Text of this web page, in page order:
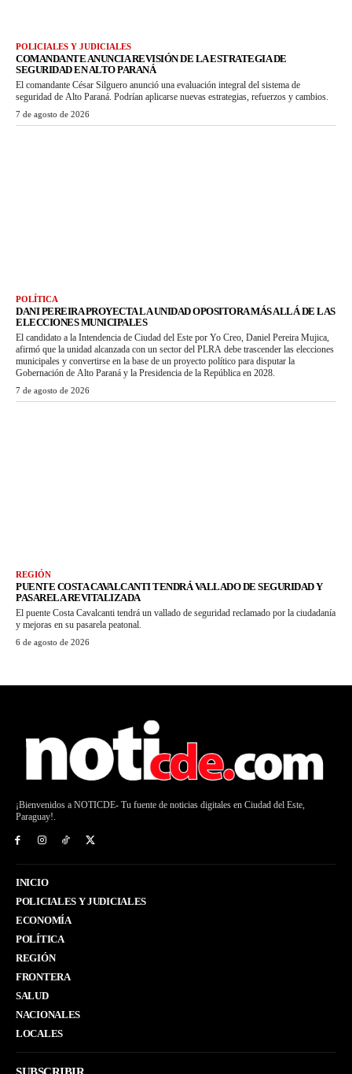
POLICIALES Y JUDICIALES
COMANDANTE ANUNCIA REVISIÓN DE LA ESTRATEGIA DE
SEGURIDAD EN ALTO PARANÁ
El comandante César Silguero anunció una evaluación integral del sistema de
seguridad de Alto Paraná. Podrían aplicarse nuevas estrategias, refuerzos y cambios.
7 de agosto de 2026
POLÍTICA
DANI PEREIRA PROYECTA LA UNIDAD OPOSITORA MÁS ALLÁ DE LAS
ELECCIONES MUNICIPALES
El candidato a la Intendencia de Ciudad del Este por Yo Creo, Daniel Pereira Mujica,
afirmó que la unidad alcanzada con un sector del PLRA debe trascender las elecciones
municipales y convertirse en la base de un proyecto político para disputar la
Gobernación de Alto Paraná y la Presidencia de la República en 2028.
7 de agosto de 2026
REGIÓN
PUENTE COSTA CAVALCANTI TENDRÁ VALLADO DE SEGURIDAD Y
PASARELA REVITALIZADA
El puente Costa Cavalcanti tendrá un vallado de seguridad reclamado por la ciudadanía
y mejoras en su pasarela peatonal.
6 de agosto de 2026
¡Bienvenidos a NOTICDE- Tu fuente de noticias digitales en Ciudad del Este,
Paraguay!.
INICIO
POLICIALES Y JUDICIALES
ECONOMÍA
POLÍTICA
REGIÓN
FRONTERA
SALUD
NACIONALES
LOCALES